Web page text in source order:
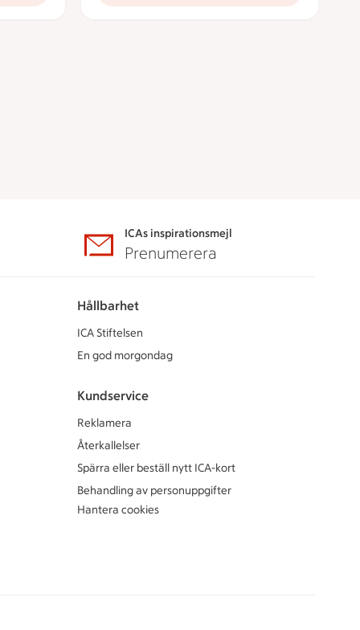
ICAs inspirationsmejl
Prenumerera
Hållbarhet
ICA Stiftelsen
En god morgondag
Kundservice
Reklamera
Återkallelser
Spärra eller beställ nytt ICA-kort
Behandling av personuppgifter
Hantera cookies